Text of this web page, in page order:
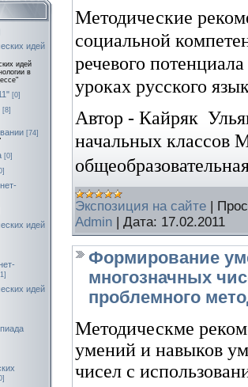
идей
идей
в
[0]
[8]
[74]
[0]
идей
идей
Методические
социальной
речевого потенциала
уроках русского
Автор - Кайряк
начальных классов
Экспозиция на сайте
Admin
Дата: 17.02.2011
Формирование
многозначных
проблемного
Методическме
умений и навыков
чисел с